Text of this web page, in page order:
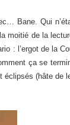
Bane. Qui
moitié de la
: l’ergot de la
ça se
éclipsés (hâte de